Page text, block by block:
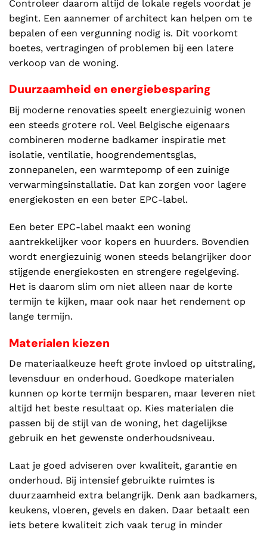
Controleer daarom altijd de lokale regels voordat je
begint. Een aannemer of architect kan helpen om te
bepalen of een vergunning nodig is. Dit voorkomt
boetes, vertragingen of problemen bij een latere
verkoop van de woning.
Duurzaamheid en energiebesparing
Bij moderne renovaties speelt energiezuinig wonen
een steeds grotere rol. Veel Belgische eigenaars
combineren moderne badkamer inspiratie met
isolatie, ventilatie, hoogrendementsglas,
zonnepanelen, een warmtepomp of een zuinige
verwarmingsinstallatie. Dat kan zorgen voor lagere
energiekosten en een beter EPC-label.
Een beter EPC-label maakt een woning
aantrekkelijker voor kopers en huurders. Bovendien
wordt energiezuinig wonen steeds belangrijker door
stijgende energiekosten en strengere regelgeving.
Het is daarom slim om niet alleen naar de korte
termijn te kijken, maar ook naar het rendement op
lange termijn.
Materialen kiezen
De materiaalkeuze heeft grote invloed op uitstraling,
levensduur en onderhoud. Goedkope materialen
kunnen op korte termijn besparen, maar leveren niet
altijd het beste resultaat op. Kies materialen die
passen bij de stijl van de woning, het dagelijkse
gebruik en het gewenste onderhoudsniveau.
Laat je goed adviseren over kwaliteit, garantie en
onderhoud. Bij intensief gebruikte ruimtes is
duurzaamheid extra belangrijk. Denk aan badkamers,
keukens, vloeren, gevels en daken. Daar betaalt een
iets betere kwaliteit zich vaak terug in minder